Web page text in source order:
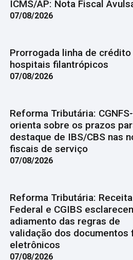
ICMS/AP: Nota Fiscal
07/08/2026
Prorrogada linha de crédito
hospitais filantrópicos
07/08/2026
Reforma Tributária:
orienta sobre os prazos
destaque de IBS/CBS nas
fiscais de serviço
07/08/2026
Reforma Tributária: Receita
Federal e CGIBS
adiamento das regras de
validação dos documentos
eletrônicos
07/08/2026